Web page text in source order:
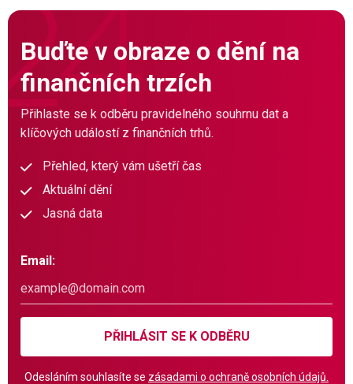
Buďte v obraze o dění na
finančních trzích
Přihlaste se k odběru pravidelného souhrnu dat a
klíčových událostí z finančních trhů.
Přehled, který vám ušetří čas
Aktuální dění
Jasná data
Email:
PŘIHLÁSIT SE K ODBĚRU
Odesláním souhlasíte se zásadami o ochraně osobních údajů.